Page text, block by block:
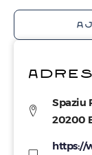
Spaziu
20200
https://